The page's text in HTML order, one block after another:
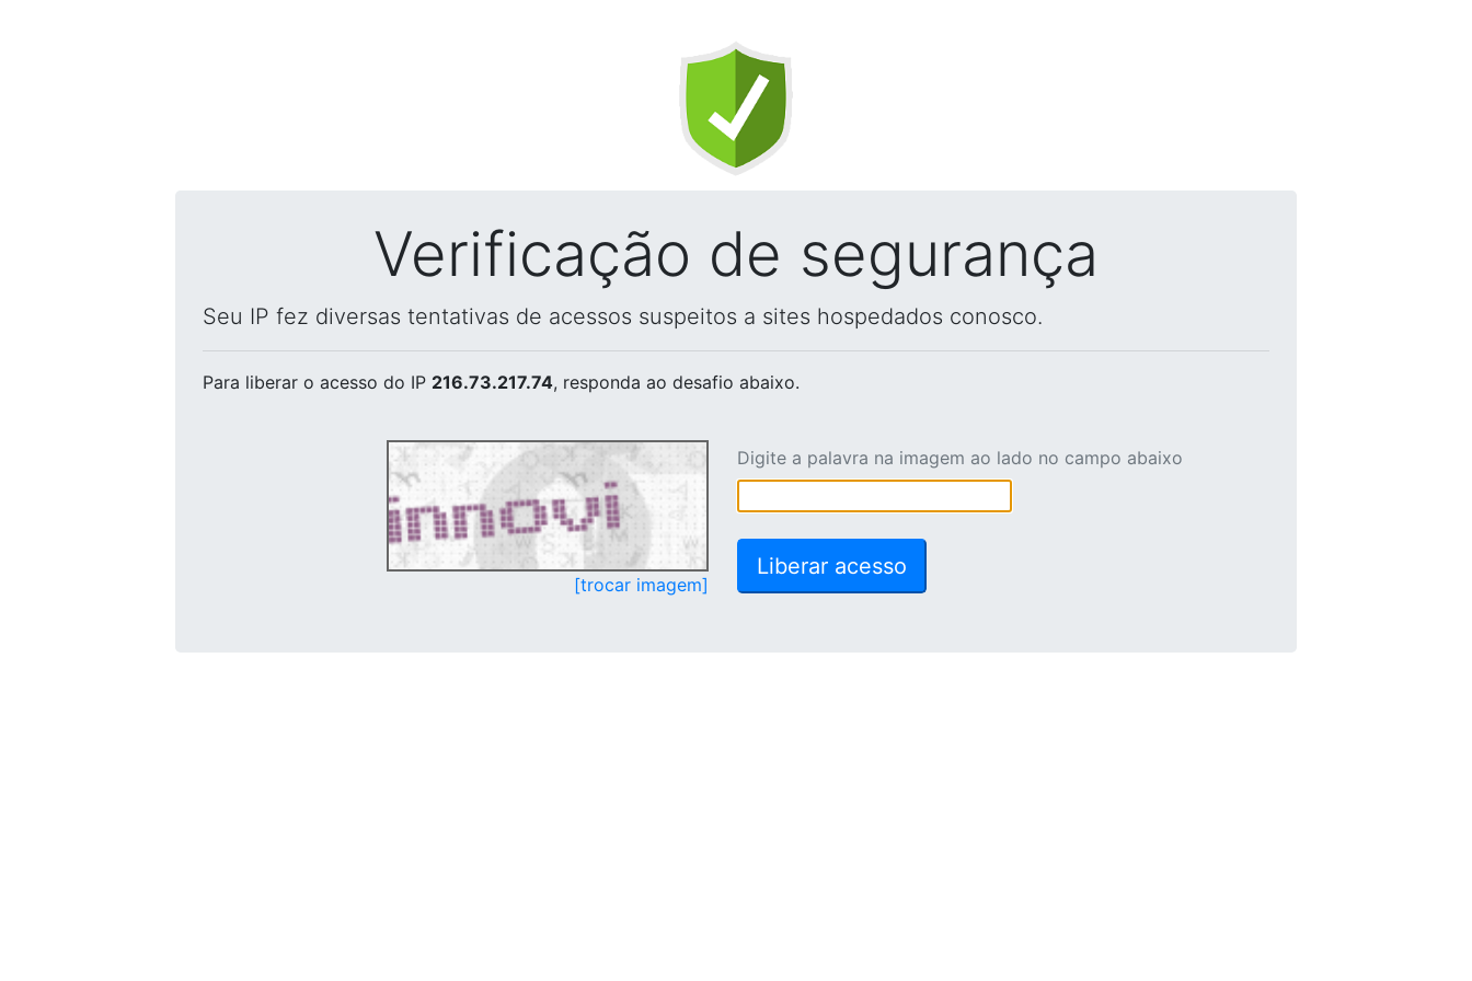
Verificação de segurança
Seu IP fez diversas tentativas de acessos suspeitos a sites hospedados conosco.
Para liberar o acesso do IP 216.73.217.74, responda ao desafio abaixo.
[trocar imagem]
Digite a palavra na imagem ao lado no campo abaixo